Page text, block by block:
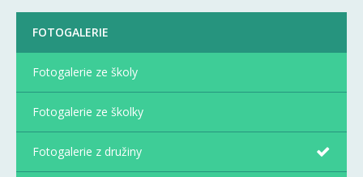
FOTOGALERIE
Fotogalerie ze školy
Fotogalerie ze školky
Fotogalerie z družiny